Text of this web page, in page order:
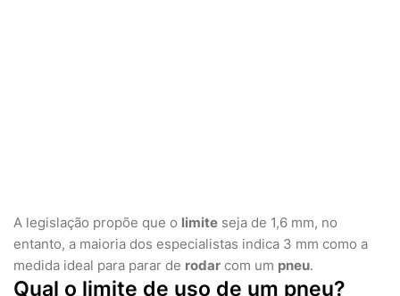
A legislação propõe que o limite seja de 1,6 mm, no
entanto, a maioria dos especialistas indica 3 mm como a
medida ideal para parar de rodar com um pneu.
Qual o limite de uso de um pneu?